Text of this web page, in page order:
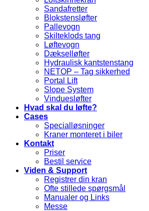
Sandafretter
Blokstensløfter
Pallevogn
Skilteklods tang
Løftevogn
Dækselløfter
Hydraulisk kantstenstang
NETOP – Tag sikkerhed
Portal Lift
Slope System
Vinduesløfter
Hvad skal du løfte?
Cases
Specialløsninger
Kraner monteret i biler
Kontakt
Priser
Bestil service
Viden & Support
Registrer din kran
Ofte stillede spørgsmål
Manualer og Links
Messe